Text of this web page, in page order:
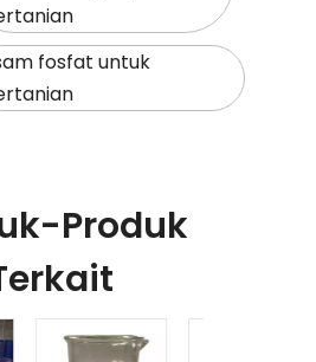
fosfat untuk
Produk